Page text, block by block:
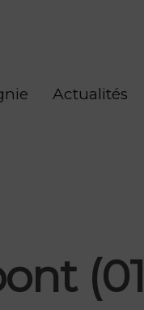
Actualités